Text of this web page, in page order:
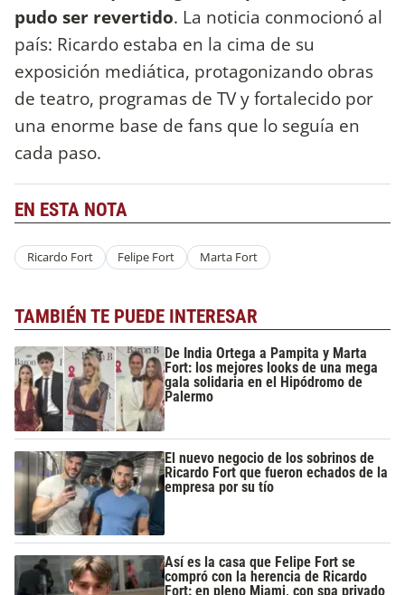
pudo ser revertido. La noticia conmocionó al
país: Ricardo estaba en la cima de su
exposición mediática, protagonizando obras
de teatro, programas de TV y fortalecido por
una enorme base de fans que lo seguía en
cada paso.
EN ESTA NOTA
Ricardo Fort Felipe Fort Marta Fort
TAMBIÉN TE PUEDE INTERESAR
De India Ortega a Pampita y Marta
Fort: los mejores looks de una mega
gala solidaria en el Hipódromo de
Palermo
El nuevo negocio de los sobrinos de
Ricardo Fort que fueron echados de la
empresa por su tío
Así es la casa que Felipe Fort se
compró con la herencia de Ricardo
Fort: en pleno Miami, con spa privado